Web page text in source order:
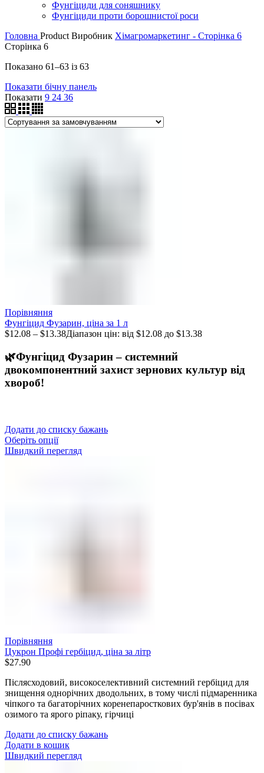
Фунгіциди для соняшнику
Фунгіциди проти борошнистої роси
Головна Product Виробник Хімагромаркетинг - Сторінка 6
Сторінка 6
Показано 61–63 із 63
Показати бічну панель
Показати 9 24 36
Порівняння
Фунгіцид Фузарин, ціна за 1 л
$12.08 – $13.38Діапазон цін: від $12.08 до $13.38
🌿Фунгіцид Фузарин – системний
двокомпонентний захист зернових культур від
хвороб!
Додати до списку бажань
Оберіть опції
Швидкий перегляд
Порівняння
Цукрон Профі гербіцид, ціна за літр
$27.90
Післясходовий, високоселективний системний гербіцид для
знищення однорічних дводольних, в тому числі підмаренника
чіпкого та багаторічних коренепаросткових бур'янів в посівах
озимого та ярого ріпаку, гірчиці
Додати до списку бажань
Додати в кошик
Швидкий перегляд